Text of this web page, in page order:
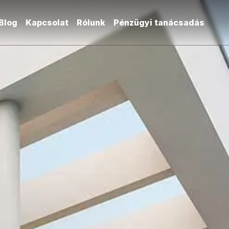
Kapcsolat Rólunk Pénzügyi tanácsadás